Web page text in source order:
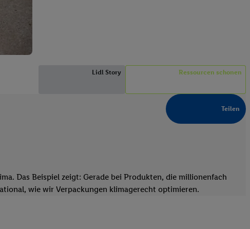
Lidl Story Ressourcen schonen
Teilen
Das Beispiel zeigt: Gerade bei Produkten, die millionenfach
wie wir Verpackungen klimagerecht optimieren.